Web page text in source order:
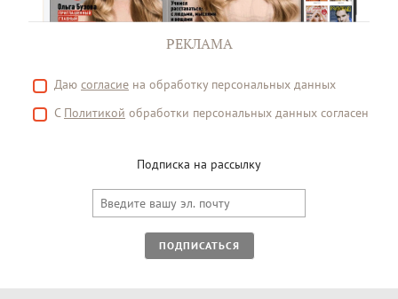
РЕКЛАМА
Даю согласие на обработку персональных данных
С Политикой обработки персональных данных согласен
Подписка на рассылку
ПОДПИСАТЬСЯ